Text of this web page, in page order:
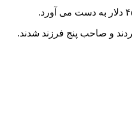
و صاحب پنج فرزند شدند.